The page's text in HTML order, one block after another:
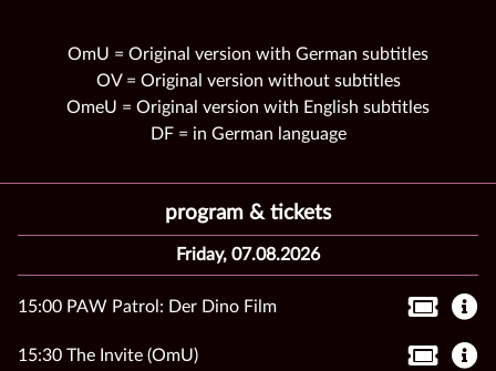
OmU = Original version with German subtitles
OV = Original version without subtitles
OmeU = Original version with English subtitles
DF = in German language
program & tickets
Friday, 07.08.2026
15:00 PAW Patrol: Der Dino Film
15:30 The Invite (OmU)